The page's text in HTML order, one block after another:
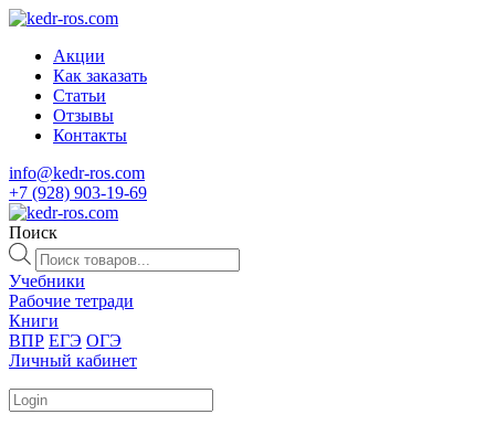
Акции
Как заказать
Статьи
Отзывы
Контакты
info@kedr-ros.com
+7 (928) 903-19-69
Поиск
Поиск
товаров
Учебники
Рабочие тетради
Книги
ВПР ЕГЭ ОГЭ
Личный кабинет